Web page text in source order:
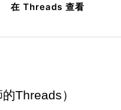
在 Threads 查看
Threads）